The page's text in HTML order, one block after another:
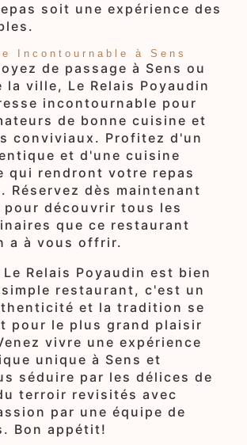
soit une expérience des
Incontournable à Sens
de passage à Sens ou
la ville, Le Relais Poyaudin
incontournable pour
de bonne cuisine et
conviviaux. Profitez d'un
et d'une cuisine
qui rendront votre repas
Réservez dès maintenant
découvrir tous les
que ce restaurant
a à vous offrir.
Le Relais Poyaudin est bien
restaurant, c'est un
et la tradition se
pour le plus grand plaisir
vivre une expérience
unique à Sens et
séduire par les délices de
terroir revisités avec
par une équipe de
Bon appétit!